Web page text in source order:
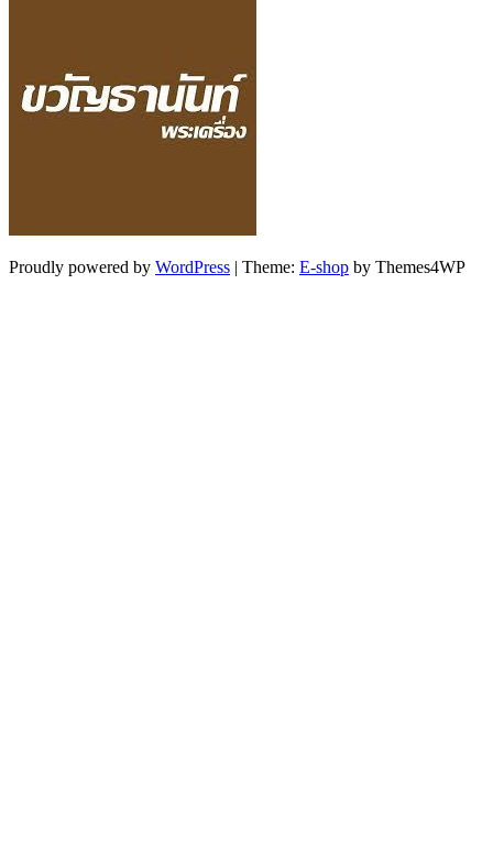
Proudly powered by WordPress | Theme: E-shop by Themes4WP